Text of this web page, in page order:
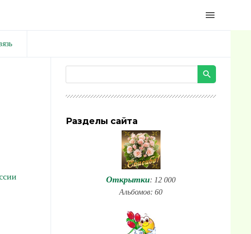
menu
Разделы сайта
Открытки: 12 000
Альбомов: 60